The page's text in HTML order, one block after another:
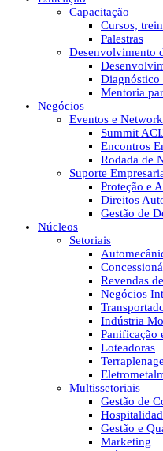
Capacitação
Cursos,
Palestras
Desenvolvimento
Diagnóstico
Mentoria
Negócios
Eventos e
Summit
Encontros
Rodada de
Suporte
Proteção e
Direitos
Gestão de
Núcleos
Setoriais
Revendas
Negócios
Indústria
Panificação
Loteadoras
Multissetoriais
Gestão de
Gestão e
Marketing